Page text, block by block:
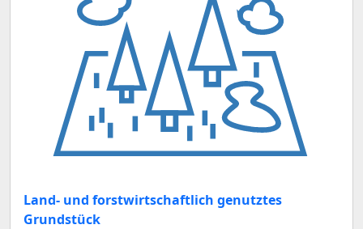
Land- und forstwirtschaftlich genutztes
Grundstück